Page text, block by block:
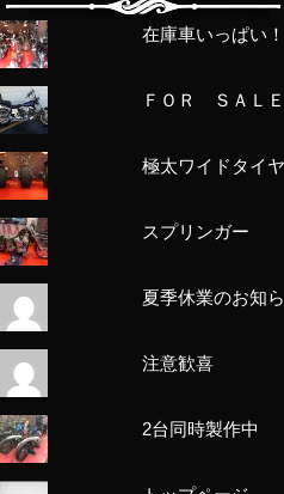
在庫車いっぱい！
ＦＯＲ ＳＡＬＥ
極太ワイドタイヤ
スプリンガー
夏季休業のお知
注意歓喜
2台同時製作中